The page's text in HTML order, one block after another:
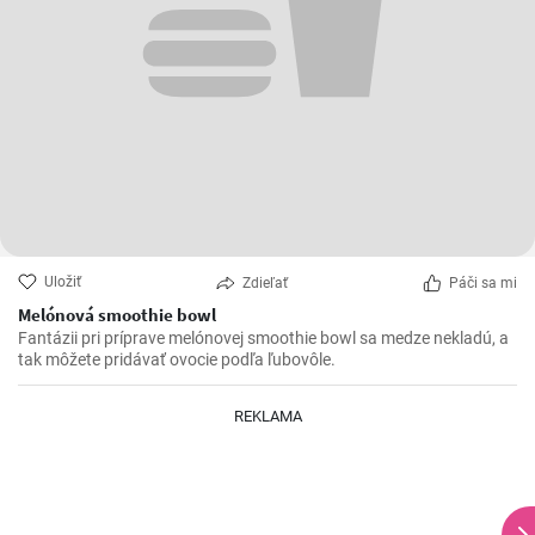
Uložiť Zdieľať Páči sa mi
Melónová smoothie bowl
Fantázii pri príprave melónovej smoothie bowl sa medze nekladú, a
tak môžete pridávať ovocie podľa ľubovôle.
REKLAMA